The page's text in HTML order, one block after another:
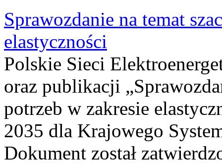
Sprawozdanie na temat
elastyczności
Polskie Sieci
oraz publikacji
potrzeb w zakresie
2035 dla Krajowego
Dokument został